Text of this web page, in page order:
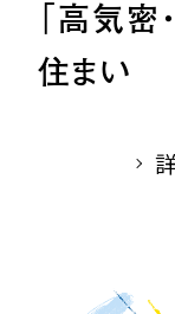
「高気密
住まい